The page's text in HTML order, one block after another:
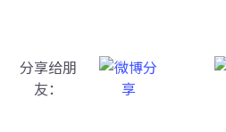
分享给朋
友：